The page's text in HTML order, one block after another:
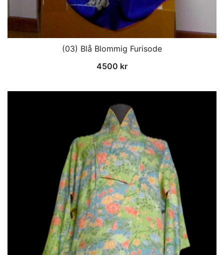
(03) Blå Blommig Furisode
4500 kr